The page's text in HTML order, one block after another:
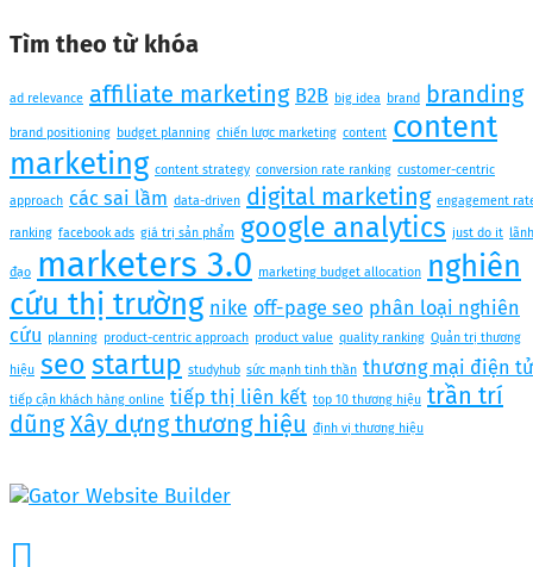
Tìm theo từ khóa
ad relevance affiliate marketing B2B big idea brand branding
brand positioning budget planning chiến lược marketing content content
marketing content strategy conversion rate ranking customer-centric
approach các sai lầm data-driven digital marketing engagement
ranking facebook ads giá trị sản phẩm google analytics just do it lãnh
đạo marketers 3.0 marketing budget allocation nghiên
cứu thị trường nike off-page seo phân loại nghiên
cứu planning product-centric approach product value quality ranking Quản trị thương
hiệu seo startup studyhub sức mạnh tinh thần thương mại điện tử
tiếp cận khách hàng online tiếp thị liên kết top 10 thương hiệu trần trí
dũng Xây dựng thương hiệu định vị thương hiệu